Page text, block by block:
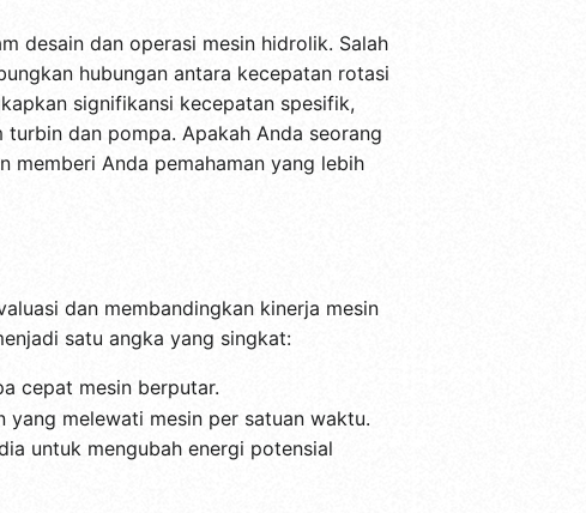
desain dan operasi mesin hidrolik. Salah
hubungan antara kecepatan rotasi
signifikansi kecepatan spesifik,
dan pompa. Apakah Anda seorang
memberi Anda pemahaman yang lebih
dan membandingkan kinerja mesin
satu angka yang singkat:
cepat mesin berputar.
melewati mesin per satuan waktu.
untuk mengubah energi potensial